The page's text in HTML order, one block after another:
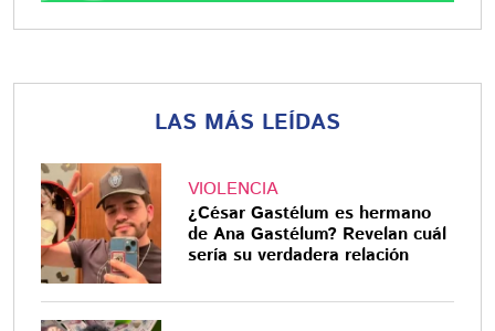
LAS MÁS LEÍDAS
VIOLENCIA
¿César Gastélum es hermano
de Ana Gastélum? Revelan cuál
sería su verdadera relación